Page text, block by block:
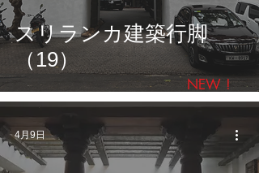
スリランカ建築行脚
（19）
4月9日
NEW !